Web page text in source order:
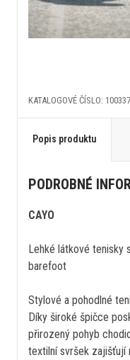
KATALOGOVÉ ČÍSLO:
Popis produktu
PODROBNÉ
CAYO
Lehké látkové tenisky
barefoot
Stylové a pohodlné
Díky široké špičce
přirozený pohyb
textilní svršek zajišťují